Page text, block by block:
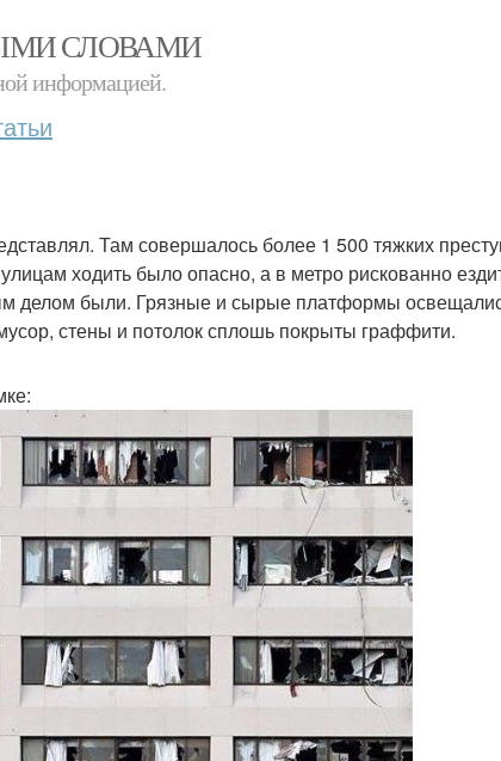
СЛОВАМИ
информацией.
Там совершалось более 1 500 тяжких
ходить было опасно, а в метро рискованно
делом были. Грязные и сырые платформы
стены и потолок сплошь покрыты граффити.